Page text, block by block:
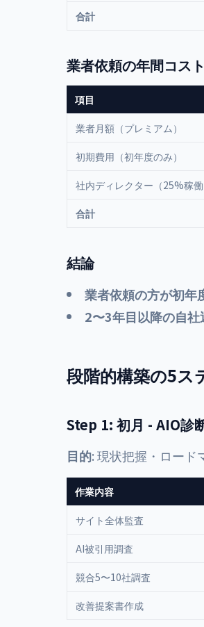
合計
業者依頼の年間コス
項目
業者月額（プレミアム）
初期費用（初年度のみ）
社内ディレクター（25%稼働
合計
結論
業者依頼の方が初年
2〜3年目以降の自
段階的構築の5ス
Step 1: 初月 - AIO診
目的: 現状把握・ロード
作業内容
サイト全体監査
AI被引用調査
競合5〜10社調査
改善提案書作成